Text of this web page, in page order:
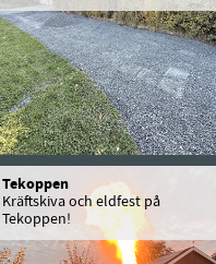
Tekoppen
Kräftskiva och eldfest på
Tekoppen!